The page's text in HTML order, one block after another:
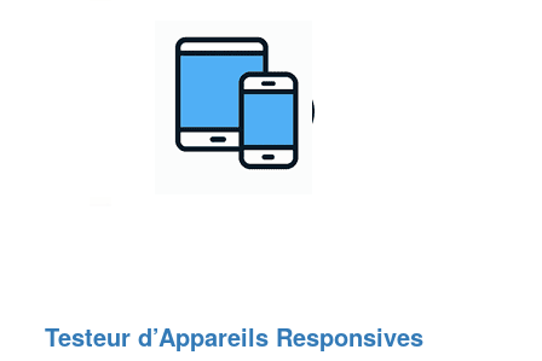
Testeur d’Appareils Responsives